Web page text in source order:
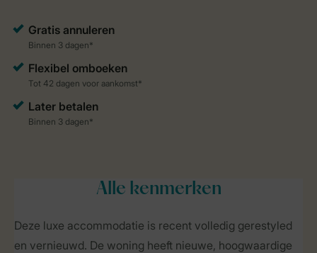
Alle kenmerken
Deze luxe accommodatie is recent volledig gerestyled
en vernieuwd. De woning heeft nieuwe, hoogwaardige